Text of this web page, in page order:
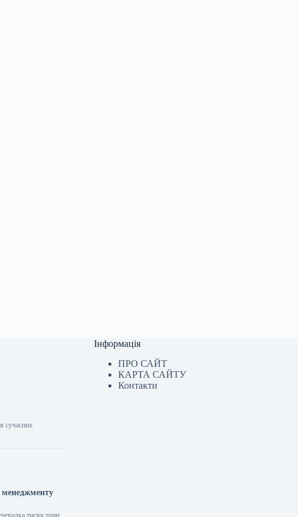
сучасних
менеджменту
тисяч тонн
Інформація
ПРО САЙТ
КАРТА САЙТУ
Контакти